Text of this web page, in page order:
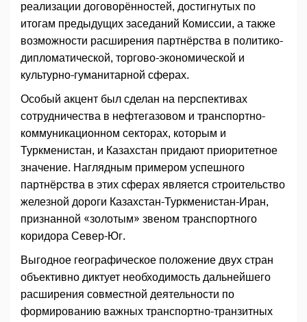
реализации договорённостей, достигнутых по
итогам предыдущих заседаний Комиссии, а также
возможности расширения партнёрства в политико-
дипломатической, торгово-экономической и
культурно-гуманитарной сферах.
Особый акцент был сделан на перспективах
сотрудничества в нефтегазовом и транспортно-
коммуникационном секторах, которым и
Туркменистан, и Казахстан придают приоритетное
значение. Наглядным примером успешного
партнёрства в этих сферах является строительство
железной дороги Казахстан-Туркменистан-Иран,
признанной «золотым» звеном транспортного
коридора Север-Юг.
Выгодное географическое положение двух стран
объективно диктует необходимость дальнейшего
расширения совместной деятельности по
формированию важных транспортно-транзитных